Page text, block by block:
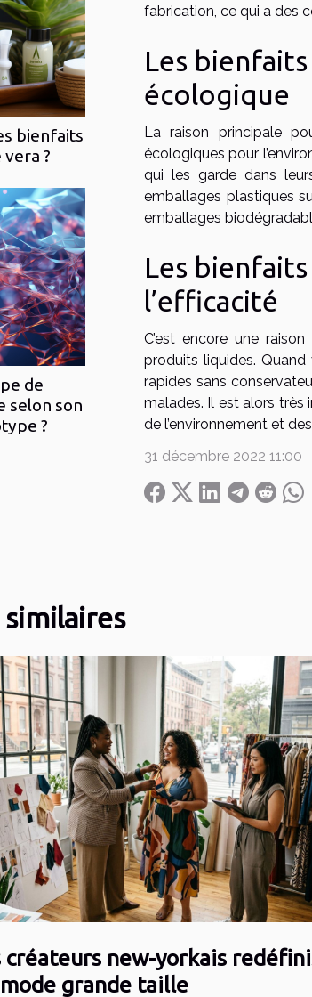
bienfaits
vera ?
de
selon son
?
fabrication, ce qui a des
Les
écologique
La raison principale
écologiques pour
qui les garde dans
emballages plastiques
emballages
Les
l’efficacité
C’est encore une
produits liquides.
rapides sans
malades. Il est alors très
de l’environnement et
31 décembre 2022 11:00
créateurs new-yorkais
grande taille